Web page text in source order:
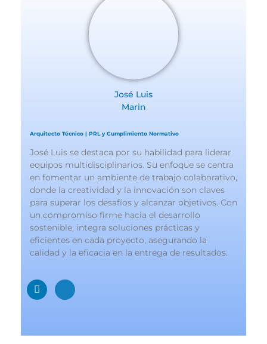
José Luis
Marin
Arquitecto Técnico | PRL y Cumplimiento Normativo
José Luis se destaca por su habilidad para liderar
equipos multidisciplinarios. Su enfoque se centra
en fomentar un ambiente de trabajo colaborativo,
donde la creatividad y la innovación son claves
para superar los desafíos y alcanzar objetivos. Con
un compromiso firme hacia el desarrollo
sostenible, integra soluciones prácticas y
eficientes en cada proyecto, asegurando la
calidad y la eficacia en la entrega de resultados.